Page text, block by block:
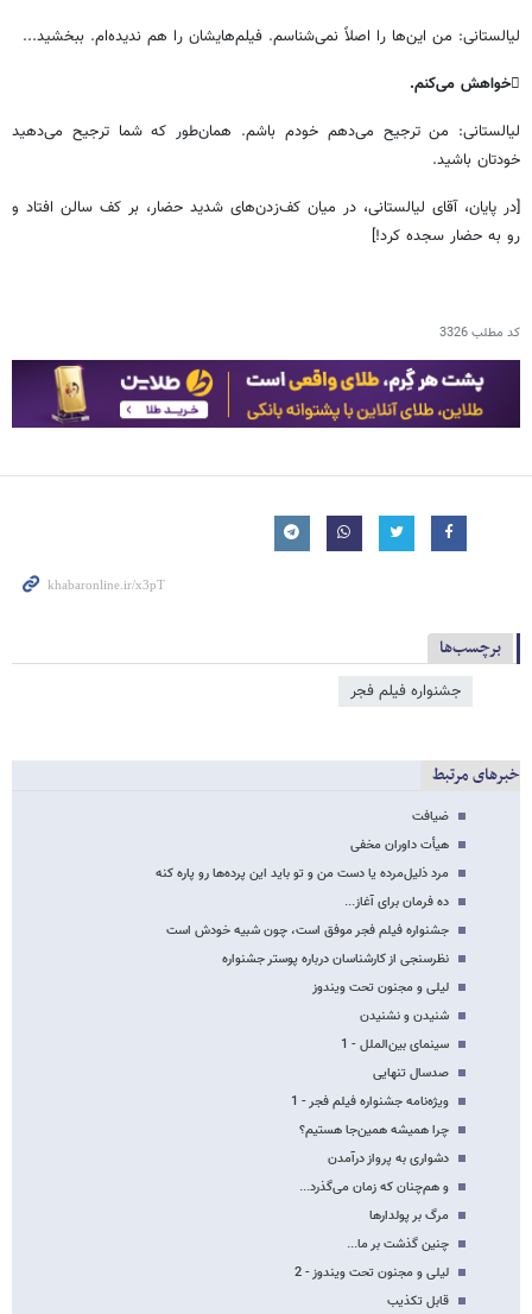
لیالستانی: من اینها را اصلاً نمیشناسم. فیلمهایشان را هم ندیدهام. ببخشید...
خواهش میکنم.
لیالستانی: من ترجیح میدهم خودم باشم. همانطور که شما ترجیح میدهید
خودتان باشید.
[در پایان، آقای لیالستانی، در میان کفزدنهای شدید حضار، بر کف سالن افتاد و
رو به حضار سجده کرد!]
کد مطلب3326
برچسب‌ها
جشنواره فیلم فجر
خبرهای مرتبط
ضیافت
هیأت داوران مخفی
مرد ذلیل‌مرده یا دست من و تو باید این پرده‌ها رو پاره کنه
ده فرمان برای آغاز...
جشنواره فیلم فجر موفق است، چون شبیه خودش است
نظرسنجی از کارشناسان درباره پوستر جشنواره
لیلی و مجنون تحت ویندوز
شنیدن و نشنیدن
سینمای بین‌الملل - 1
صدسال تنهایی
ویژه‌نامه جشنواره فیلم فجر - 1
چرا همیشه همین‌جا هستیم؟
دشواری به پرواز درآمدن
و هم‌چنان که زمان می‌گذرد...
مرگ بر پولدارها
چنین گذشت بر ما...
لیلی و مجنون تحت ویندوز - 2
قابل تکذیب